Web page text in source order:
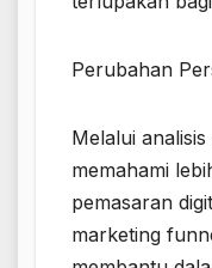
Perubahan
Melalui
memahami
pemasaran
marketing